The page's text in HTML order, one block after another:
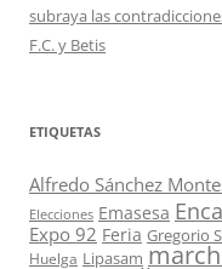
subraya las
F.C. y Betis
ETIQUETAS
Alfredo Sánchez
Elecciones Emasesa
Expo 92 Feria Gregorio
Huelga Lipasam